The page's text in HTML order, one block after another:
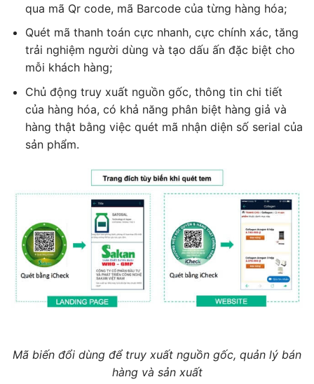
qua mã Qr code, mã Barcode của từng hàng hóa;
Quét mã thanh toán cực nhanh, cực chính xác, tăng
trải nghiệm người dùng và tạo dấu ấn đặc biệt cho
mỗi khách hàng;
Chủ động truy xuất nguồn gốc, thông tin chi tiết
của hàng hóa, có khả năng phân biệt hàng giả và
hàng thật bằng việc quét mã nhận diện số serial của
sản phẩm.
Mã biến đổi dùng để truy xuất nguồn gốc, quản lý bán
hàng và sản xuất